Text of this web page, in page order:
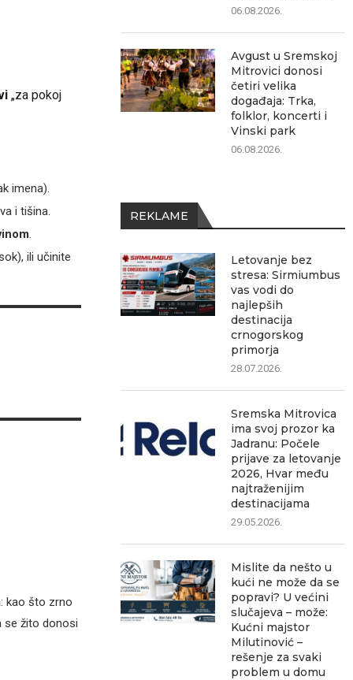
„za pokoj
imena).
i tišina.
.
ili učinite
: kao što zrno
se žito donosi
06.08.2026.
Avgust u Sremskoj
Mitrovici donosi
četiri velika
događaja: Trka,
folklor, koncerti i
Vinski park
06.08.2026.
REKLAME
Letovanje bez
stresa: Sirmiumbus
vas vodi do
najlepših
destinacija
crnogorskog
primorja
28.07.2026.
Sremska Mitrovica
ima svoj prozor ka
Jadranu: Počele
prijave za letovanje
2026, Hvar među
najtraženijim
destinacijama
29.05.2026.
Mislite da nešto u
kući ne može da se
popravi? U većini
slučajeva – može:
Kućni majstor
Milutinović –
rešenje za svaki
problem u domu